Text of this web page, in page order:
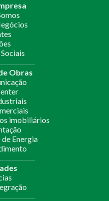
Obras
imobiliários
Energia